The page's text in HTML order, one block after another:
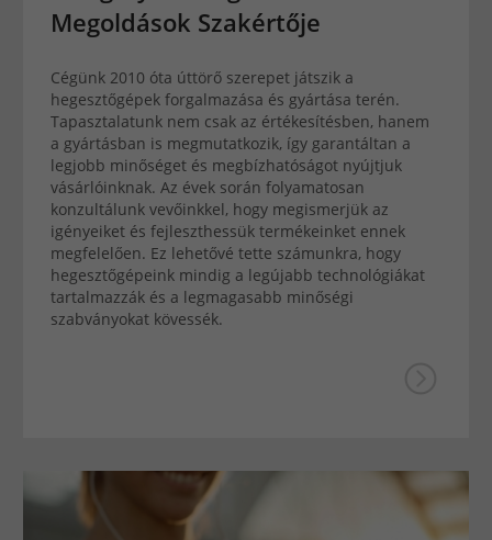
Megoldások Szakértője
Cégünk 2010 óta úttörő szerepet játszik a
hegesztőgépek forgalmazása és gyártása terén.
Tapasztalatunk nem csak az értékesítésben, hanem
a gyártásban is megmutatkozik, így garantáltan a
legjobb minőséget és megbízhatóságot nyújtjuk
vásárlóinknak. Az évek során folyamatosan
konzultálunk vevőinkkel, hogy megismerjük az
igényeiket és fejleszthessük termékeinket ennek
megfelelően. Ez lehetővé tette számunkra, hogy
hegesztőgépeink mindig a legújabb technológiákat
tartalmazzák és a legmagasabb minőségi
szabványokat kövessék.